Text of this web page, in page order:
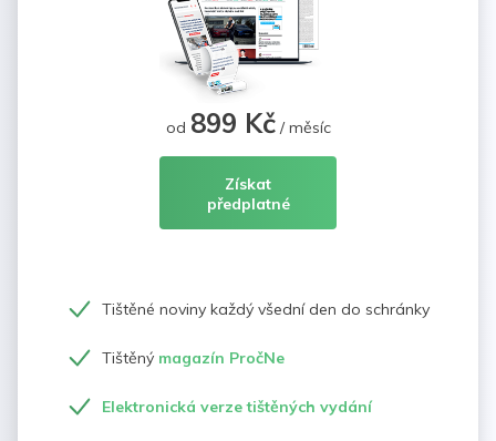
od 899 Kč/ měsíc
Získat
předplatné
Tištěné noviny každý všední den do schránky
Tištěný magazín PročNe
Elektronická verze tištěných vydání